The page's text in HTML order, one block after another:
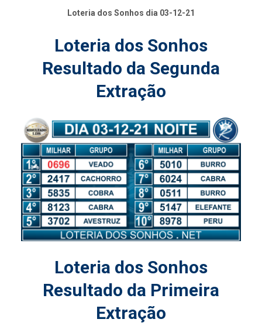
Loteria dos Sonhos dia 03-12-21
Loteria dos Sonhos
Resultado da Segunda
Extração
Loteria dos Sonhos
Resultado da Primeira
Extração